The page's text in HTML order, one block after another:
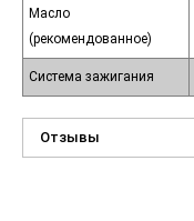
Масло
(рекомендованное)
Система зажигания
Отзывы